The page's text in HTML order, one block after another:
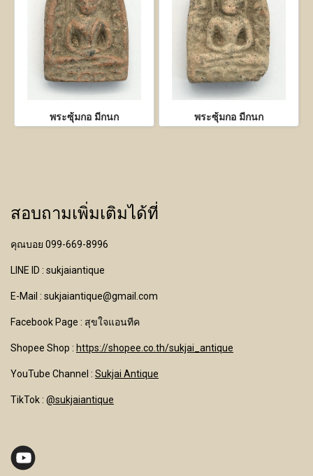
พระซุ้มกอ มีกนก พระซุ้มกอ มีกนก
สอบถามเพิ่มเติมได้ที่
คุณบอย 099-669-8996
LINE ID : sukjaiantique
E-Mail : sukjaiantique@gmail.com
Facebook Page : สุขใจแอนทีค
Shopee Shop : https://shopee.co.th/sukjai_antique
YouTube Channel : Sukjai Antique
TikTok : @sukjaiantique